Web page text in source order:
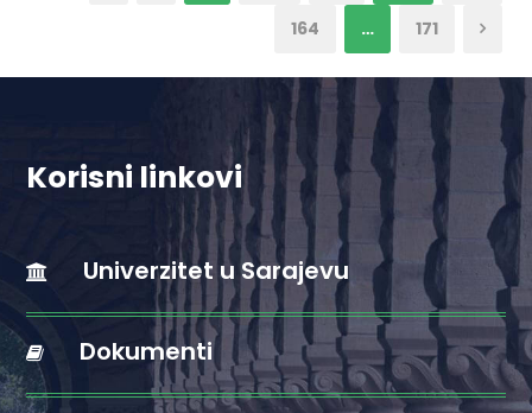
164 … 171
Korisni linkovi
Univerzitet u Sarajevu
Dokumenti